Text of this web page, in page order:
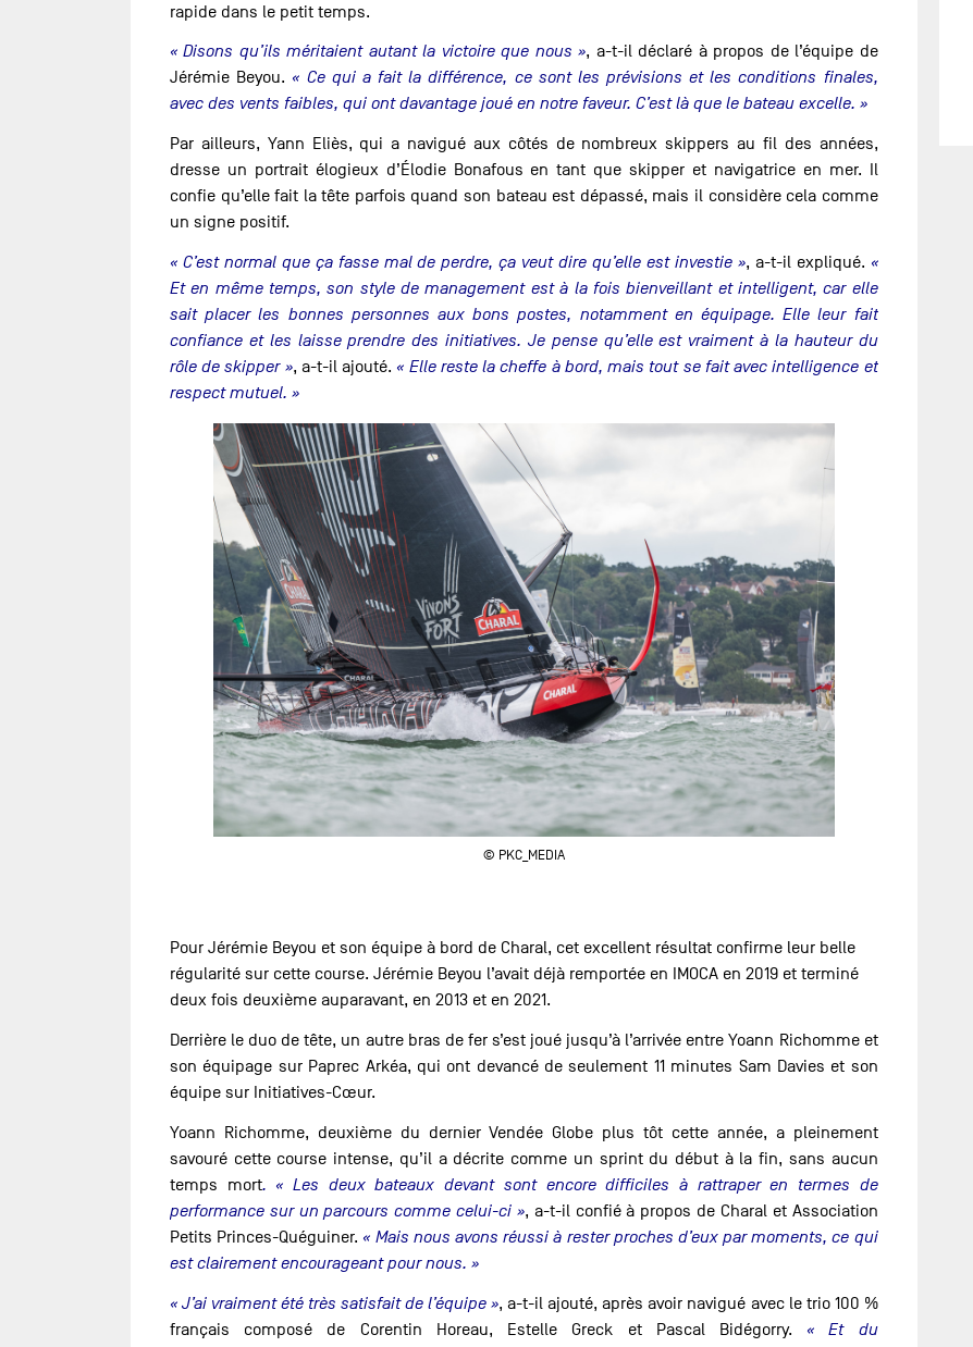
rapide dans le petit temps.
« Disons qu’ils méritaient autant la victoire que nous », a-t-il déclaré à propos de l’équipe de
Jérémie Beyou. « Ce qui a fait la différence, ce sont les prévisions et les conditions finales,
avec des vents faibles, qui ont davantage joué en notre faveur. C’est là que le bateau excelle. »
Par ailleurs, Yann Eliès, qui a navigué aux côtés de nombreux skippers au fil des années,
dresse un portrait élogieux d’Élodie Bonafous en tant que skipper et navigatrice en mer. Il
confie qu’elle fait la tête parfois quand son bateau est dépassé, mais il considère cela comme
un signe positif.
« C’est normal que ça fasse mal de perdre, ça veut dire qu’elle est investie », a-t-il expliqué. «
Et en même temps, son style de management est à la fois bienveillant et intelligent, car elle
sait placer les bonnes personnes aux bons postes, notamment en équipage. Elle leur fait
confiance et les laisse prendre des initiatives. Je pense qu’elle est vraiment à la hauteur du
rôle de skipper », a-t-il ajouté. « Elle reste la cheffe à bord, mais tout se fait avec intelligence et
respect mutuel. »
© PKC_MEDIA
Pour Jérémie Beyou et son équipe à bord de Charal, cet excellent résultat confirme leur belle
régularité sur cette course. Jérémie Beyou l’avait déjà remportée en IMOCA en 2019 et terminé
deux fois deuxième auparavant, en 2013 et en 2021.
Derrière le duo de tête, un autre bras de fer s’est joué jusqu’à l’arrivée entre Yoann Richomme et
son équipage sur Paprec Arkéa, qui ont devancé de seulement 11 minutes Sam Davies et son
équipe sur Initiatives-Cœur.
Yoann Richomme, deuxième du dernier Vendée Globe plus tôt cette année, a pleinement
savouré cette course intense, qu’il a décrite comme un sprint du début à la fin, sans aucun
temps mort. « Les deux bateaux devant sont encore difficiles à rattraper en termes de
performance sur un parcours comme celui-ci », a-t-il confié à propos de Charal et Association
Petits Princes-Quéguiner. « Mais nous avons réussi à rester proches d’eux par moments, ce qui
est clairement encourageant pour nous. »
« J’ai vraiment été très satisfait de l’équipe », a-t-il ajouté, après avoir navigué avec le trio 100 %
français composé de Corentin Horeau, Estelle Greck et Pascal Bidégorry. « Et du